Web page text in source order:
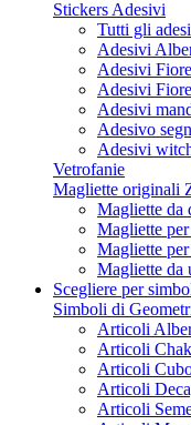
Stickers Adesivi
Tutti gli
Adesivi
Adesivi
Adesivi
Adesivi
Adesivo
Adesivi
Vetrofanie
Magliette originali
Magliette da
Magliette per
Magliette
Magliette da
Scegliere per
Simboli di
Articoli
Articoli
Articoli
Articoli
Articoli